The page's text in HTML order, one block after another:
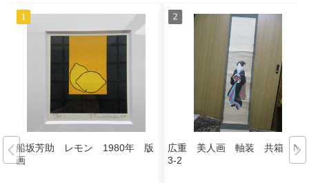
船坂芳助 レモン 1980年 版
画
広重 美人画 軸装 共箱 N2
3-2